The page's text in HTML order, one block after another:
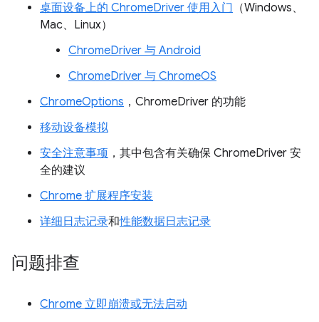
桌面设备上的 ChromeDriver 使用入门 （Windows、
Mac、Linux）
ChromeDriver 与 Android
ChromeDriver 与 ChromeOS
ChromeOptions ，ChromeDriver 的功能
移动设备模拟
安全注意事项 ，其中包含有关确保 ChromeDriver 安
全的建议
Chrome 扩展程序安装
详细日志记录和性能数据日志记录
问题排查
Chrome 立即崩溃或无法启动